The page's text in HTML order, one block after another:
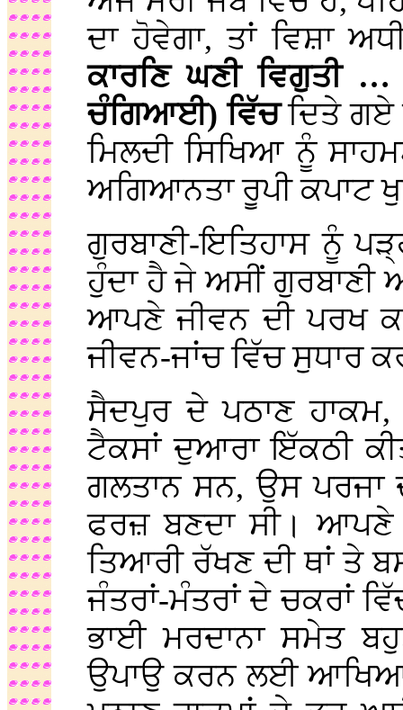
ਦਾ ਹੋਵੇਗਾ, ਤਾਂ ਵਿਸ਼ਾ
ਕਾਰਣਿ ਘਣੀ
ਚੰਗਿਆਈ) ਵਿੱਚਦਿਤੇ
ਮਿਲਦੀ ਸਿਖਿਆ ਨੂੰ
ਅਗਿਆਨਤਾ ਰੂਪੀ ਕਪਾਟ
ਗੁਰਬਾਣੀ-ਇਤਿਹਾਸ ਨੂੰ
ਹੁੰਦਾ ਹੈ ਜੇ ਅਸੀਂ ਗੁਰਬਾਣੀ
ਆਪਣੇ ਜੀਵਨ ਦੀ ਪਰਖ
ਜੀਵਨ-ਜਾਂਚ ਵਿੱਚ ਸੁਧਾਰ
ਸੈਦਪੁਰ ਦੇ ਪਠਾਣ ਹਾਕਮ,
ਟੈਕਸਾਂ ਦੁਆਰਾ ਇੱਕਠੀ
ਗਲਤਾਨ ਸਨ, ਉਸ ਪਰਜਾ
ਫਰਜ਼ ਬਣਦਾ ਸੀ।
ਤਿਆਰੀ ਰੱਖਣ ਦੀ ਥਾਂ ਤੇ
ਜੰਤਰਾਂ-ਮੰਤਰਾਂ ਦੇ ਚਕਰਾਂ
ਭਾਈ ਮਰਦਾਨਾ ਸਮੇਤ
ਉਪਾਉ ਕਰਨ ਲਈ